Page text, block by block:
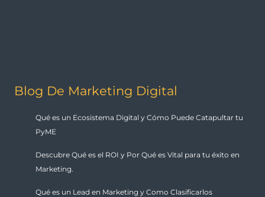
Blog De Marketing Digital
Qué es un Ecosistema Digital y Cómo Puede Catapultar tu
PyME
Descubre Qué es el ROI y Por Qué es Vital para tu éxito en
Marketing.
Qué es un Lead en Marketing y Como Clasificarlos